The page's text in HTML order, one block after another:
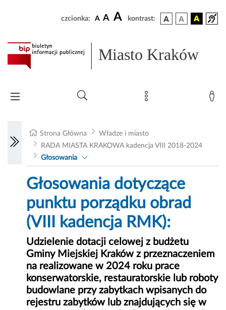
czcionka: A A A kontrast:
Miasto Kraków
Strona Główna
Władze i miasto
RADA MIASTA KRAKOWA kadencja VIII 2018-2024
Głosowania
Głosowania dotyczące
punktu porządku obrad
(VIII kadencja RMK):
Udzielenie dotacji celowej z budżetu
Gminy Miejskiej Kraków z przeznaczeniem
na realizowane w 2024 roku prace
konserwatorskie, restauratorskie lub roboty
budowlane przy zabytkach wpisanych do
rejestru zabytków lub znajdujących się w